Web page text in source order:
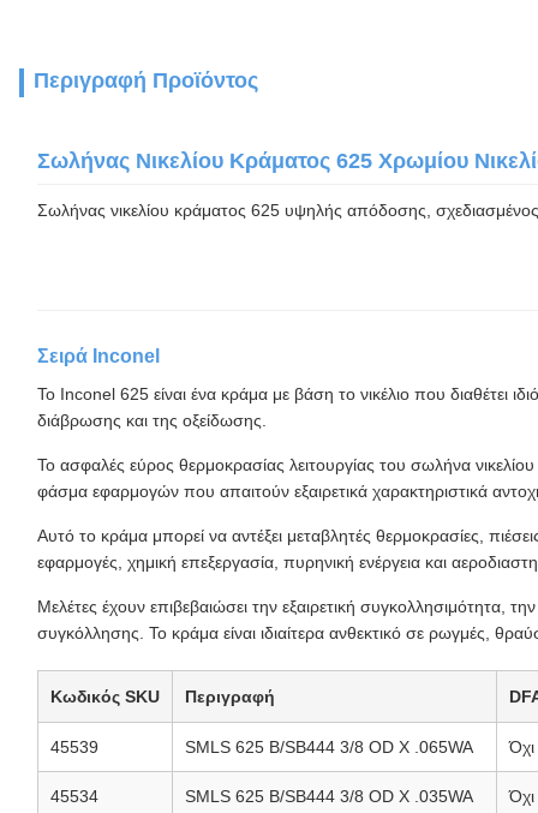
Περιγραφή Προϊόντος
Σωλήνας Νικελίου Κράματος 625 Χρωμίου
Σωλήνας νικελίου κράματος 625 υψηλής απόδοσης, σχεδιασμένος
Σειρά Inconel
Το Inconel 625 είναι ένα κράμα με βάση το νικέλιο που διαθέτει
διάβρωσης και της οξείδωσης.
Το ασφαλές εύρος θερμοκρασίας λειτουργίας του σωλήνα
φάσμα εφαρμογών που απαιτούν εξαιρετικά χαρακτηριστικά
Αυτό το κράμα μπορεί να αντέξει μεταβλητές θερμοκρασίες,
εφαρμογές, χημική επεξεργασία, πυρηνική ενέργεια και
Μελέτες έχουν επιβεβαιώσει την εξαιρετική συγκολλησιμότητα,
συγκόλλησης. Το κράμα είναι ιδιαίτερα ανθεκτικό σε ρωγμές,
Κωδικός SKU Περιγραφή
45539 SMLS 625 B/SB444 3/8 OD X .065WA Όχι
45534 SMLS 625 B/SB444 3/8 OD X .035WA Όχι